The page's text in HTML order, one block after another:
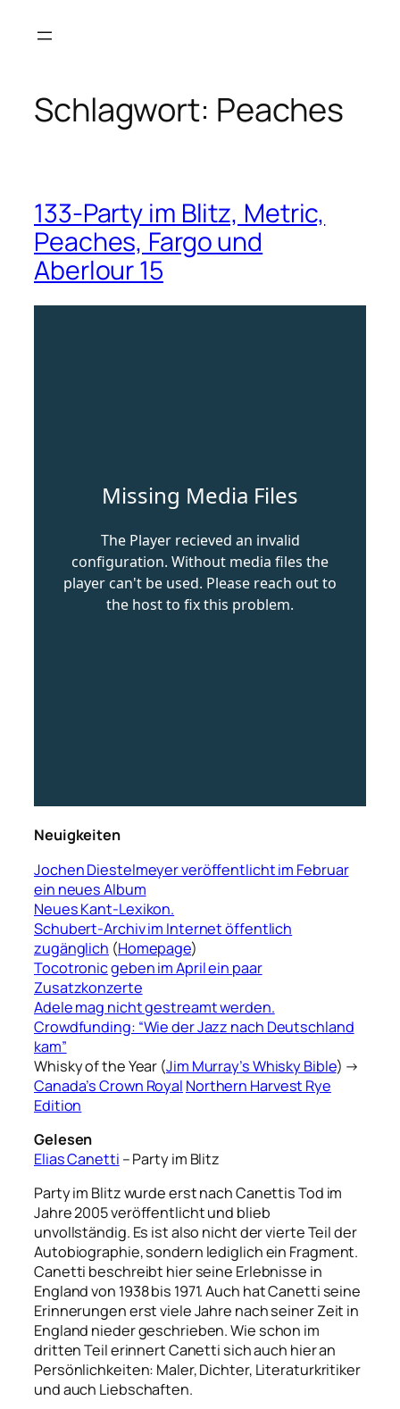
Inhalt
Schlagwort: Peaches
133-Party im Blitz, Metric,
Peaches, Fargo und
Aberlour 15
Neuigkeiten
Jochen Diestelmeyer veröffentlicht im Februar
ein neues Album
Neues Kant-Lexikon.
Schubert-Archiv im Internet öffentlich
zugänglich (Homepage)
Tocotronicgeben im April ein paar
Zusatzkonzerte
Adele mag nicht gestreamt werden.
Crowdfunding: “Wie der Jazz nach Deutschland
kam”
Whisky of the Year (Jim Murray’s Whisky Bible) →
Canada’s Crown Royal Northern Harvest Rye
Edition
Gelesen
Elias Canetti – Party im Blitz
Party im Blitz wurde erst nach Canettis Tod im
Jahre 2005 veröffentlicht und blieb
unvollständig. Es ist also nicht der vierte Teil der
Autobiographie, sondern lediglich ein Fragment.
Canetti beschreibt hier seine Erlebnisse in
England von 1938 bis 1971. Auch hat Canetti seine
Erinnerungen erst viele Jahre nach seiner Zeit in
England nieder geschrieben. Wie schon im
dritten Teil erinnert Canetti sich auch hier an
Persönlichkeiten: Maler, Dichter, Literaturkritiker
und auch Liebschaften.